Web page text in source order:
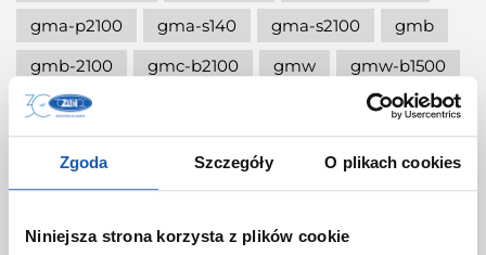
Zgoda Szczegóły O plikach cookies
Niniejsza strona korzysta z plików cookie
gma-p2100 gma-s140 gma-s2100
gmb
gmb-2100
gmc-b2100 gmw
gmw-b1500
gmw-b5000
gmw-b5000pb
gmw-b5000rd
gmw-b5000tr
gmw-b5000tva